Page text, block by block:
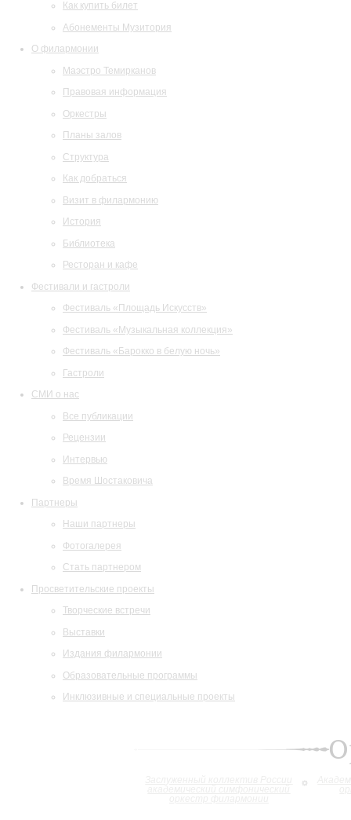
Как купить билет
Абонементы Музитория
О филармонии
Маэстро Темирканов
Правовая информация
Оркестры
Планы залов
Структура
Как добраться
Визит в филармонию
История
Библиотека
Ресторан и кафе
Фестивали и гастроли
Фестиваль «Площадь Искусств»
Фестиваль «Музыкальная коллекция»
Фестиваль «Барокко в белую ночь»
Гастроли
СМИ о нас
Все публикации
Рецензии
Интервью
Время Шостаковича
Партнеры
Наши партнеры
Фотогалерея
Стать партнером
Просветительские проекты
Творческие встречи
Выставки
Издания филармонии
Образовательные программы
Инклюзивные и специальные проекты